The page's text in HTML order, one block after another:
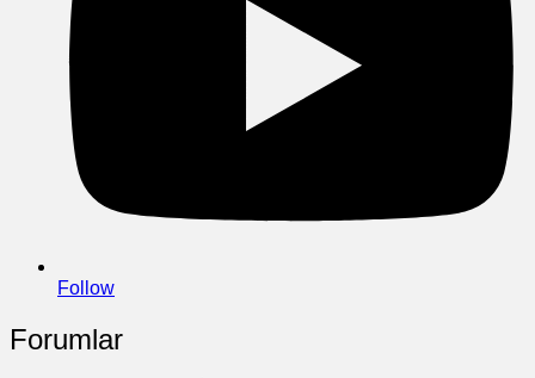
Follow
Forumlar